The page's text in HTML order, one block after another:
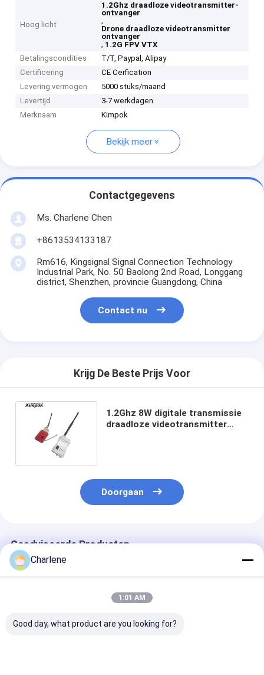
Hoog licht
1.2Ghz draadloze videotransmitter-
ontvanger
,
Drone draadloze videotransmitter
ontvanger
, 1.2G FPV VTX
Betalingscondities
T/T, Paypal, Alipay
Certificering
CE Cerfication
Levering vermogen
5000 stuks/maand
Levertijd
3-7 werkdagen
Merknaam
Kimpok
Bekijk meer
Contactgegevens
Ms. Charlene Chen
+8613534133187
Rm616, Kingsignal Signal Connection Technology
Industrial Park, No. 50 Baolong 2nd Road, Longgang
district, Shenzhen, provincie Guangdong, China
Contact nu
Krijg De Beste Prijs Voor
1.2Ghz 8W digitale transmissie
draadloze videotransmitter
Doorgaan
Geadviseerde Producten
Charlene
1:01 AM
Good day, what product are you looking for?